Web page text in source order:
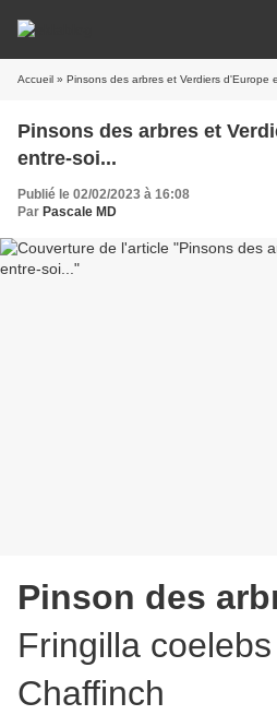
Accueil » Pinsons des arbres et Verdiers d'Europe
Pinsons des arbres et
entre-soi...
Publié le 02/02/2023 à 16:08
Par Pascale MD
Pinson des
Fringilla
Chaffinch